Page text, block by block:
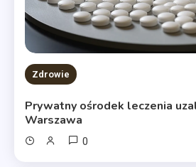
Zdrowie
Prywatny ośrodek leczenia
Warszawa
0